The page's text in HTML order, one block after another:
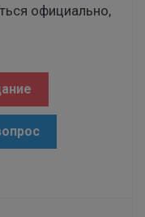
официально,